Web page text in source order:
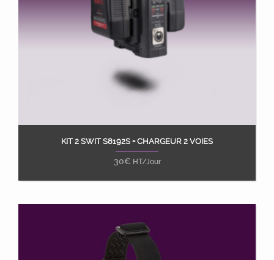
Ajouter au panier
KIT 2 SWIT S8192S + CHARGEUR 2 VOIES
30€ HT/Jour